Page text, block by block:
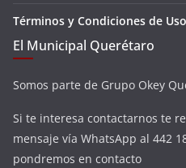
Términos y Condiciones de Uso
El Municipal Querétaro
Somos parte de Grupo Okey
Si te interesa contactarnos te
mensaje vía WhatsApp al 442
pondremos en contacto